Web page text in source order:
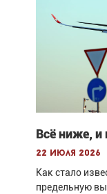
Всё ниже,
22 июля 2026
Как стало
предельную